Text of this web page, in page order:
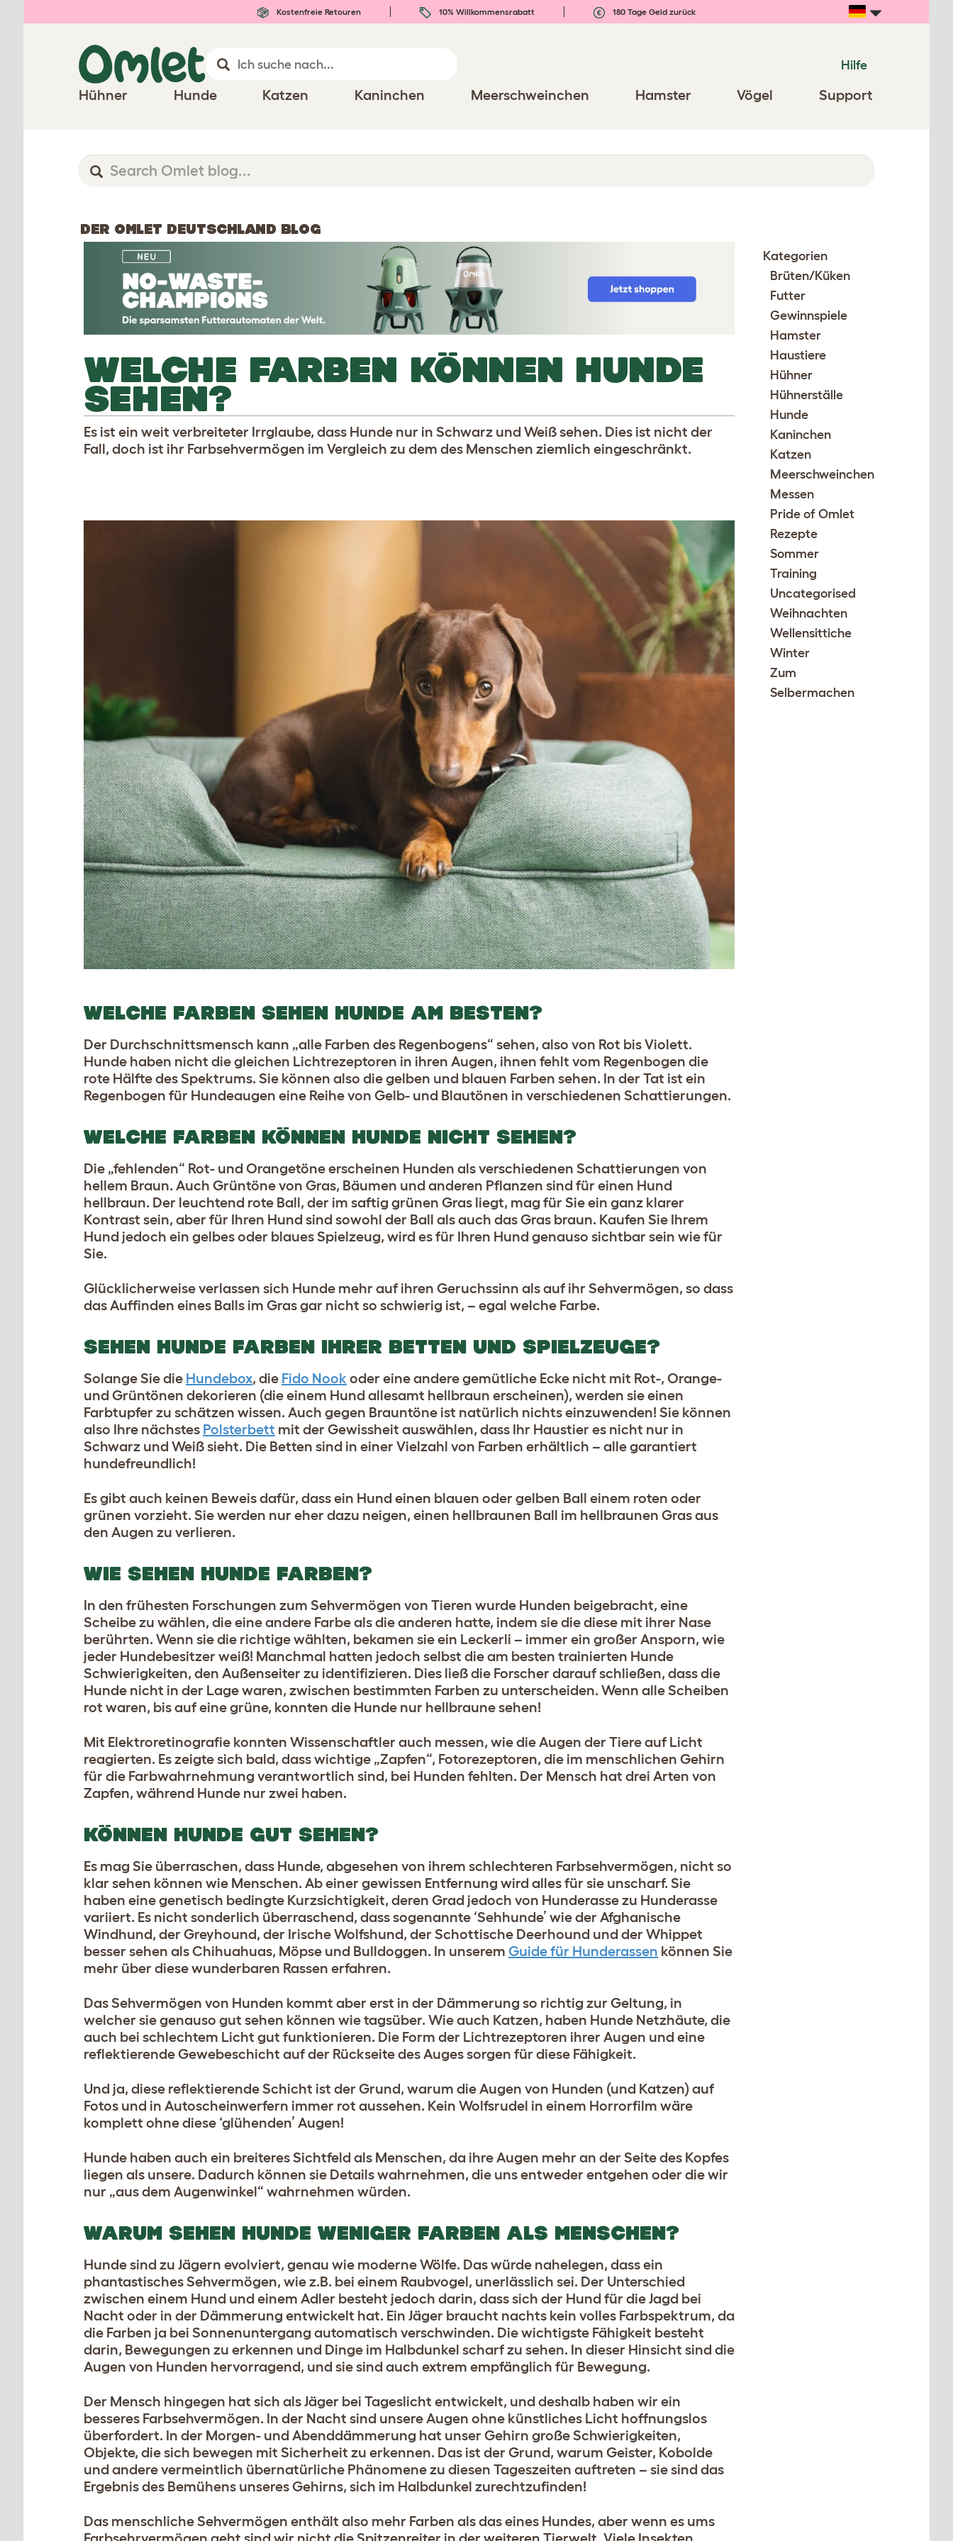
Kostenfreie Retouren 10% Willkommensrabatt 180 Tage Geld zurück
Hilfe
Hühner Hunde Katzen Kaninchen Meerschweinchen Hamster Vögel Support
DER OMLET DEUTSCHLAND BLOG
WELCHE FARBEN KÖNNEN HUNDE
SEHEN?
Es ist ein weit verbreiteter Irrglaube, dass Hunde nur in Schwarz und Weiß sehen. Dies ist nicht der
Fall, doch ist ihr Farbsehvermögen im Vergleich zu dem des Menschen ziemlich eingeschränkt.
WELCHE FARBEN SEHEN HUNDE AM BESTEN?
Der Durchschnittsmensch kann „alle Farben des Regenbogens“ sehen, also von Rot bis Violett.
Hunde haben nicht die gleichen Lichtrezeptoren in ihren Augen, ihnen fehlt vom Regenbogen die
rote Hälfte des Spektrums. Sie können also die gelben und blauen Farben sehen. In der Tat ist ein
Regenbogen für Hundeaugen eine Reihe von Gelb- und Blautönen in verschiedenen Schattierungen.
WELCHE FARBEN KÖNNEN HUNDE NICHT SEHEN?
Die „fehlenden“ Rot- und Orangetöne erscheinen Hunden als verschiedenen Schattierungen von
hellem Braun. Auch Grüntöne von Gras, Bäumen und anderen Pflanzen sind für einen Hund
hellbraun. Der leuchtend rote Ball, der im saftig grünen Gras liegt, mag für Sie ein ganz klarer
Kontrast sein, aber für Ihren Hund sind sowohl der Ball als auch das Gras braun. Kaufen Sie Ihrem
Hund jedoch ein gelbes oder blaues Spielzeug, wird es für Ihren Hund genauso sichtbar sein wie für
Sie.
Glücklicherweise verlassen sich Hunde mehr auf ihren Geruchssinn als auf ihr Sehvermögen, so dass
das Auffinden eines Balls im Gras gar nicht so schwierig ist, – egal welche Farbe.
SEHEN HUNDE FARBEN IHRER BETTEN UND SPIELZEUGE?
Solange Sie die Hundebox, die Fido Nook oder eine andere gemütliche Ecke nicht mit Rot-, Orange-
und Grüntönen dekorieren (die einem Hund allesamt hellbraun erscheinen), werden sie einen
Farbtupfer zu schätzen wissen. Auch gegen Brauntöne ist natürlich nichts einzuwenden! Sie können
also Ihre nächstes Polsterbett mit der Gewissheit auswählen, dass Ihr Haustier es nicht nur in
Schwarz und Weiß sieht. Die Betten sind in einer Vielzahl von Farben erhältlich – alle garantiert
hundefreundlich!
Es gibt auch keinen Beweis dafür, dass ein Hund einen blauen oder gelben Ball einem roten oder
grünen vorzieht. Sie werden nur eher dazu neigen, einen hellbraunen Ball im hellbraunen Gras aus
den Augen zu verlieren.
WIE SEHEN HUNDE FARBEN?
In den frühesten Forschungen zum Sehvermögen von Tieren wurde Hunden beigebracht, eine
Scheibe zu wählen, die eine andere Farbe als die anderen hatte, indem sie die diese mit ihrer Nase
berührten. Wenn sie die richtige wählten, bekamen sie ein Leckerli – immer ein großer Ansporn, wie
jeder Hundebesitzer weiß! Manchmal hatten jedoch selbst die am besten trainierten Hunde
Schwierigkeiten, den Außenseiter zu identifizieren. Dies ließ die Forscher darauf schließen, dass die
Hunde nicht in der Lage waren, zwischen bestimmten Farben zu unterscheiden. Wenn alle Scheiben
rot waren, bis auf eine grüne, konnten die Hunde nur hellbraune sehen!
Mit Elektroretinografie konnten Wissenschaftler auch messen, wie die Augen der Tiere auf Licht
reagierten. Es zeigte sich bald, dass wichtige „Zapfen“, Fotorezeptoren, die im menschlichen Gehirn
für die Farbwahrnehmung verantwortlich sind, bei Hunden fehlten. Der Mensch hat drei Arten von
Zapfen, während Hunde nur zwei haben.
KÖNNEN HUNDE GUT SEHEN?
Es mag Sie überraschen, dass Hunde, abgesehen von ihrem schlechteren Farbsehvermögen, nicht so
klar sehen können wie Menschen. Ab einer gewissen Entfernung wird alles für sie unscharf. Sie
haben eine genetisch bedingte Kurzsichtigkeit, deren Grad jedoch von Hunderasse zu Hunderasse
variiert. Es nicht sonderlich überraschend, dass sogenannte ‘Sehhunde’ wie der Afghanische
Windhund, der Greyhound, der Irische Wolfshund, der Schottische Deerhound und der Whippet
besser sehen als Chihuahuas, Möpse und Bulldoggen. In unserem Guide für Hunderassen können Sie
mehr über diese wunderbaren Rassen erfahren.
Das Sehvermögen von Hunden kommt aber erst in der Dämmerung so richtig zur Geltung, in
welcher sie genauso gut sehen können wie tagsüber. Wie auch Katzen, haben Hunde Netzhäute, die
auch bei schlechtem Licht gut funktionieren. Die Form der Lichtrezeptoren ihrer Augen und eine
reflektierende Gewebeschicht auf der Rückseite des Auges sorgen für diese Fähigkeit.
Und ja, diese reflektierende Schicht ist der Grund, warum die Augen von Hunden (und Katzen) auf
Fotos und in Autoscheinwerfern immer rot aussehen. Kein Wolfsrudel in einem Horrorfilm wäre
komplett ohne diese ‘glühenden’ Augen!
Hunde haben auch ein breiteres Sichtfeld als Menschen, da ihre Augen mehr an der Seite des Kopfes
liegen als unsere. Dadurch können sie Details wahrnehmen, die uns entweder entgehen oder die wir
nur „aus dem Augenwinkel“ wahrnehmen würden.
WARUM SEHEN HUNDE WENIGER FARBEN ALS MENSCHEN?
Hunde sind zu Jägern evolviert, genau wie moderne Wölfe. Das würde nahelegen, dass ein
phantastisches Sehvermögen, wie z.B. bei einem Raubvogel, unerlässlich sei. Der Unterschied
zwischen einem Hund und einem Adler besteht jedoch darin, dass sich der Hund für die Jagd bei
Nacht oder in der Dämmerung entwickelt hat. Ein Jäger braucht nachts kein volles Farbspektrum, da
die Farben ja bei Sonnenuntergang automatisch verschwinden. Die wichtigste Fähigkeit besteht
darin, Bewegungen zu erkennen und Dinge im Halbdunkel scharf zu sehen. In dieser Hinsicht sind die
Augen von Hunden hervorragend, und sie sind auch extrem empfänglich für Bewegung.
Der Mensch hingegen hat sich als Jäger bei Tageslicht entwickelt, und deshalb haben wir ein
besseres Farbsehvermögen. In der Nacht sind unsere Augen ohne künstliches Licht hoffnungslos
überfordert. In der Morgen- und Abenddämmerung hat unser Gehirn große Schwierigkeiten,
Objekte, die sich bewegen mit Sicherheit zu erkennen. Das ist der Grund, warum Geister, Kobolde
und andere vermeintlich übernatürliche Phänomene zu diesen Tageszeiten auftreten – sie sind das
Ergebnis des Bemühens unseres Gehirns, sich im Halbdunkel zurechtzufinden!
Das menschliche Sehvermögen enthält also mehr Farben als das eines Hundes, aber wenn es ums
Kategorien
Brüten/Küken
Futter
Gewinnspiele
Hamster
Haustiere
Hühner
Hühnerställe
Hunde
Kaninchen
Katzen
Meerschweinchen
Messen
Pride of Omlet
Rezepte
Sommer
Training
Uncategorised
Weihnachten
Wellensittiche
Winter
Zum
Selbermachen